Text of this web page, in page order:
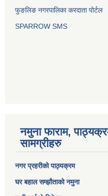
फुङलिङ नगरपालिका करदाता पोर्टल
SPARROW SMS
नमुना फाराम,
सामग्रीहरु
नगर प्रहरीको पाठ्यक्रम
घर बहाल सम्झौताको नमुना